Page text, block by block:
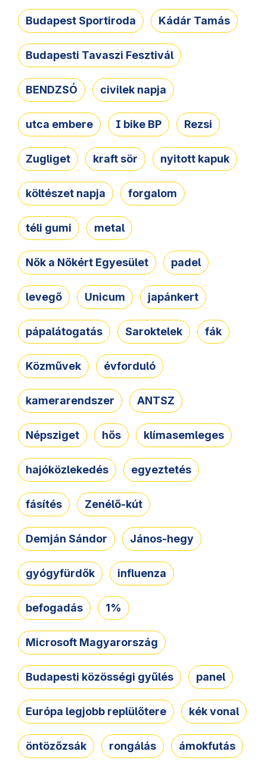
Budapest Sportiroda Kádár Tamás
Budapesti Tavaszi Fesztivál
BENDZSÓ civilek napja
utca embere I bike BP Rezsi
Zugliget kraft sör nyitott kapuk
költészet napja forgalom
téli gumi metal
Nők a Nőkért Egyesület padel
levegő Unicum japánkert
pápalátogatás Saroktelek fák
Közművek évforduló
kamerarendszer ANTSZ
Népsziget hős klímasemleges
hajóközlekedés egyeztetés
fásítés Zenélő-kút
Demján Sándor János-hegy
gyógyfürdők influenza
befogadás 1%
Microsoft Magyarország
Budapesti közösségi gyűlés panel
Európa legjobb replülőtere kék vonal
öntözőzsák rongálás ámokfutás